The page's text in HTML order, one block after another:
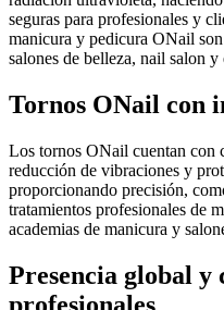
seguras para profesionales y
manicura y pedicura ONail
salones de belleza, nail salon y
Tornos ONail con
Los tornos ONail cuentan con
reducción de vibraciones y
proporcionando precisión,
tratamientos profesionales de
academias de manicura y
Presencia global y